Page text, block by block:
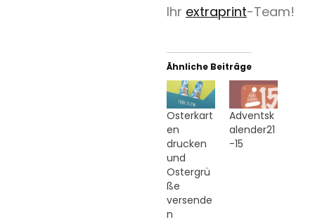
Ihr extraprint-Team!
Ähnliche Beiträge
Osterkart
en
drucken
und
Ostergrü
ße
versende
n
Adventsk
alender21
-15